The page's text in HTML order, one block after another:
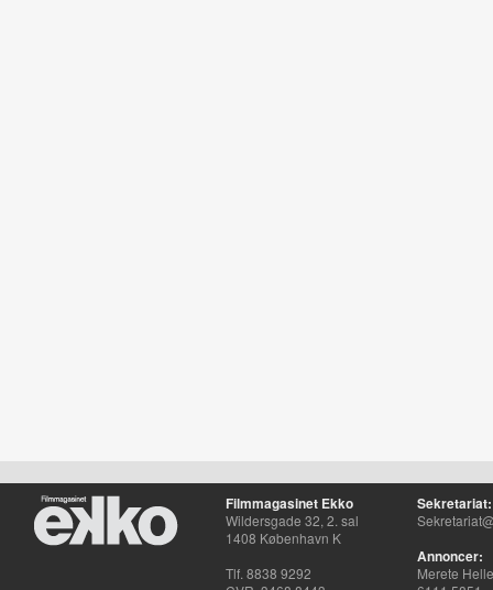
Filmmagasinet Ekko
Wildersgade 32, 2. sal
1408 København K
Tlf. 8838 9292
Sekretariat:
Annoncer:
Merete